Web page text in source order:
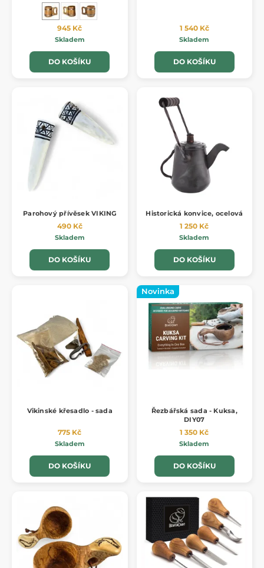
945 Kč
Skladem
DO KOŠÍKU
1 540 Kč
Skladem
DO KOŠÍKU
Parohový přívěsek VIKING
490 Kč
Skladem
DO KOŠÍKU
Historická konvice, ocelová
1 250 Kč
Skladem
DO KOŠÍKU
Vikinské křesadlo - sada
775 Kč
Skladem
DO KOŠÍKU
Novinka
Řezbářská sada - Kuksa,
DIY07
1 350 Kč
Skladem
DO KOŠÍKU